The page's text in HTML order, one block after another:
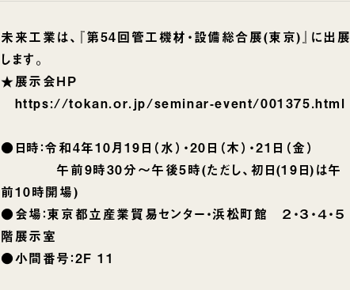
未来工業は、『第54回管工機材・設備総合展(東京)』に出展
します。
★展示会HP
https://tokan.or.jp/seminar-event/001375.html
●日時：令和4年10月19日（水）・20日（木）・21日（金）
午前9時30分～午後5時(ただし、 初日(19日)は午
前10時開場)
●会場：東京都立産業貿易センター・浜松町館 ２・３・４・５
階展示室
●小間番号：2F 11